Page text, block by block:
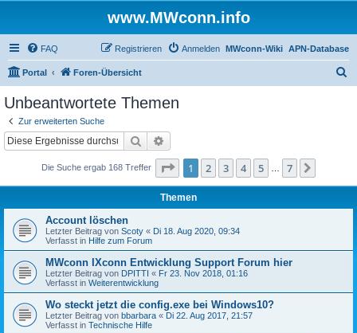
www.MWconn.info
FAQ APN-Database
MWconn-Wiki
Anmelden
Registrieren
Portal Foren-Übersicht
Unbeantwortete Themen
Zur erweiterten Suche
Suche
Die Suche ergab 168 Treffer Seite 1von
1 2 3 4 5 7
Themen
Account löschen
Letzter Beitrag von Scoty « Di 18. Aug 2020, 09:34
Verfasst in Hilfe zum Forum
MWconn IXconn Entwicklung Support Forum hier
Letzter Beitrag von DPITTI « Fr 23. Nov 2018, 01:16
Verfasst in Weiterentwicklung
Wo steckt jetzt die config.exe bei Windows10?
Letzter Beitrag von bbarbara « Di 22. Aug 2017, 21:57
Verfasst in Technische Hilfe